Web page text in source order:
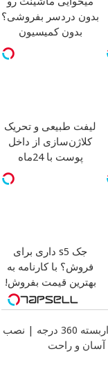
بدون دردسر بفروشی؟
بدون کمیسیون
لیفت طبیعی و تحریک
کلاژن‌سازی از داخل
پوست با 24ماه
جوان شو
جک s5 داری برای
فروش؟ با کارنامه به
بهترین قیمت بفروش!
دوربین مداربسته 360 درجه | نصب
آسان و راحت